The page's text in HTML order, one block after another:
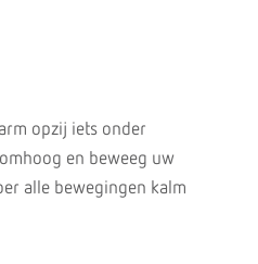
opzij iets onder
en beweeg uw
alle bewegingen kalm